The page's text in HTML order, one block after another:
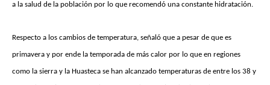
a la salud de la población por lo que recomendó una constante hidratación.
Respecto a los cambios de temperatura, señaló que a pesar de que es
primavera y por ende la temporada de más calor por lo que en regiones
como la sierra y la Huasteca se han alcanzado temperaturas de entre los 38 y